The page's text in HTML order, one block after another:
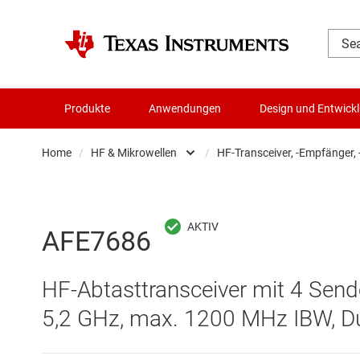
Produkte Anwendungen Design und
Home / HF & Mikrowellen
Batteriemanagement-ICs
Die- & Wafer-Services
DLP-Produkte
/ HF-Transceiver, -
HF-
HF-
AFE7686
HF-Abtasttransceiver mit 4
5,2 GHz, max. 1200 MHz IBW,